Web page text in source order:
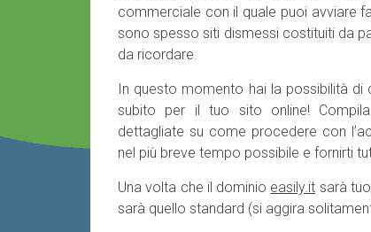
commerciale con il quale puoi avviare
sono spesso siti dismessi costituiti da
da ricordare.
In questo momento hai la possibilità di
subito per il tuo sito online!
dettagliate su come procedere con
nel più breve tempo possibile e fornirti
Una volta che il dominio easily.it sarà
sarà quello standard (si aggira